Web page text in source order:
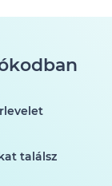
találsz